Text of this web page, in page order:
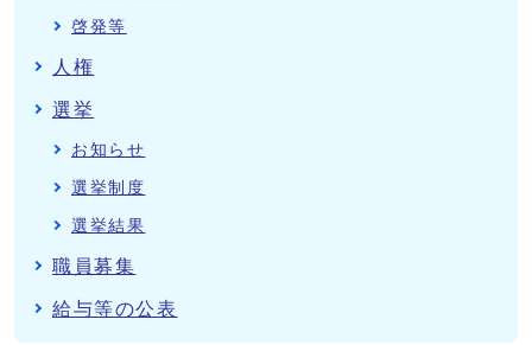
啓発等
人権
選挙
お知らせ
選挙制度
選挙結果
職員募集
給与等の公表